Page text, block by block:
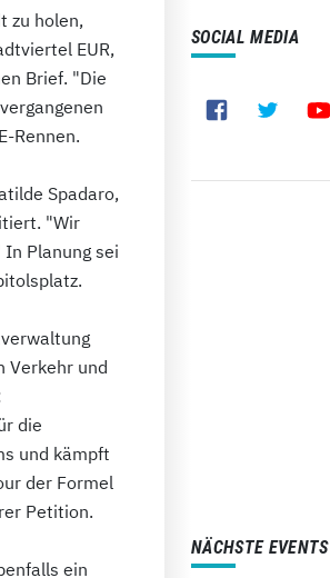
zu holen,
EUR,
Brief. "Die
Rennen.
Spadaro,
"Wir
Planung sei
Verkehr und
die
und kämpft
der Formel
Petition.
ein
SOCIAL MEDIA
NÄCHSTE EVENTS